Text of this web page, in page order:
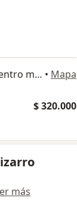
Cll. 80 # 47-43 Cons.3 A Piso 2 Centro medico Gemell, Barranquilla • Mapa
$ 320.000
más